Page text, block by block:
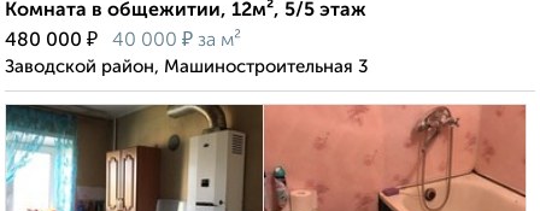
Комната в общежитии, 12м², 5/5 этаж
480 000 ₽ 40 000 ₽ за м²
Заводской район, Машиностроительная 3